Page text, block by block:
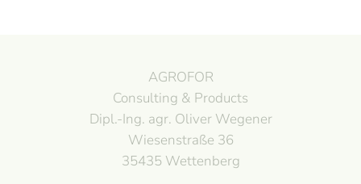
AGROFOR
Consulting & Products
Dipl.-Ing. agr. Oliver Wegener
Wiesenstraße 36
35435 Wettenberg